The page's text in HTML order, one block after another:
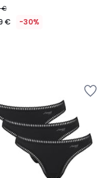
€
€ -30%